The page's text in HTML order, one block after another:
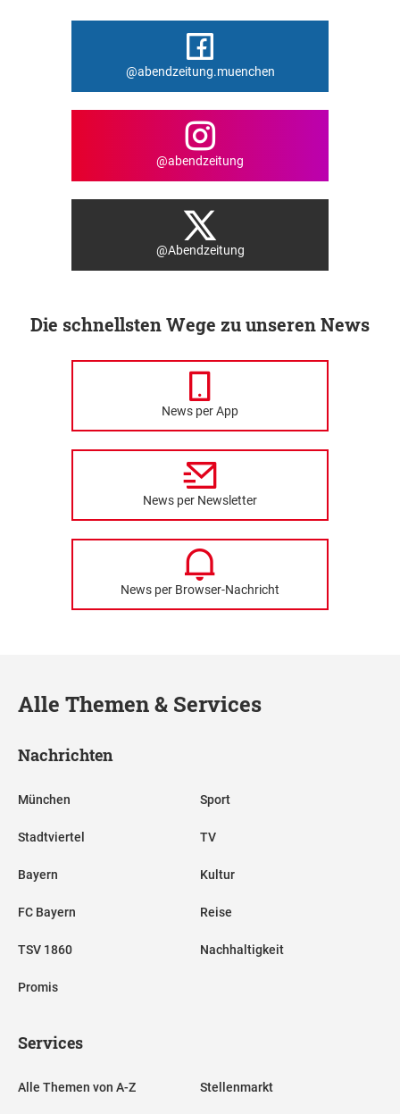
@abendzeitung.muenchen
@abendzeitung
@Abendzeitung
Die schnellsten Wege zu unseren News
News per App
News per Newsletter
News per Browser-Nachricht
Alle Themen & Services
Nachrichten
München
Stadtviertel
Bayern
FC Bayern
TSV 1860
Promis
Sport
TV
Kultur
Reise
Nachhaltigkeit
Services
Alle Themen von A-Z Stellenmarkt